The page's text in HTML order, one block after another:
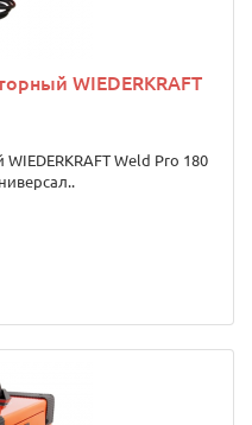
WIEDERKRAFT
Weld Pro 180